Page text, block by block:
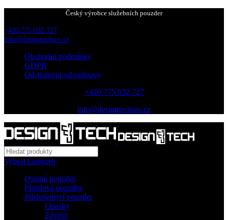
Český výrobce služebních pouzder
+420 775 032 727
info@designtechsro.cz
Obchodní podmínky
GDPR
Odstoupení od smlouvy
+420 775 032 727
info@designtechsro.cz
Vybrat kategorii
Ostatní pouzdra
Pistolová pouzdra
Příslušenství pouzder
Opasky
Závěsy